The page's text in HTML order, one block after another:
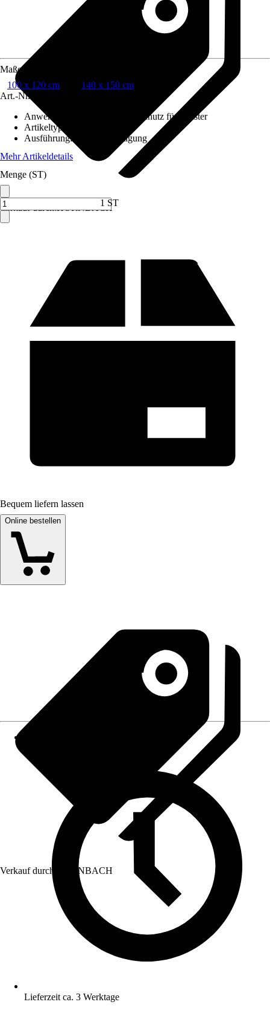
Verkauf durch:HORNBACH
Maße (BxH)
100 x 120 cm
140 x 150 cm
Art.-Nr.
Anwendungsbereich
Insektenschutz für Fenster
Artikeltyp
Ausführung:
Klemmbefestigung
Mehr Artikeldetails
Menge (ST)
1 ST
Bequem liefern lassen
Online bestellen
Verkauf durch: HORNBACH
Lieferzeit ca. 3 Werktage